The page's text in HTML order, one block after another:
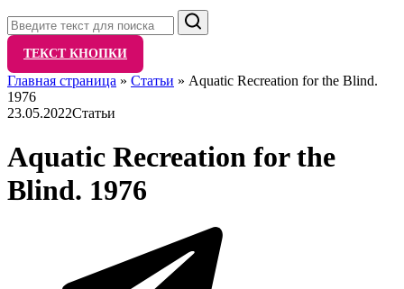
Поиск
ТЕКСТ КНОПКИ
Главная страница » Статьи » Aquatic Recreation for the Blind.
1976
23.05.2022Статьи
Aquatic Recreation for the
Blind. 1976